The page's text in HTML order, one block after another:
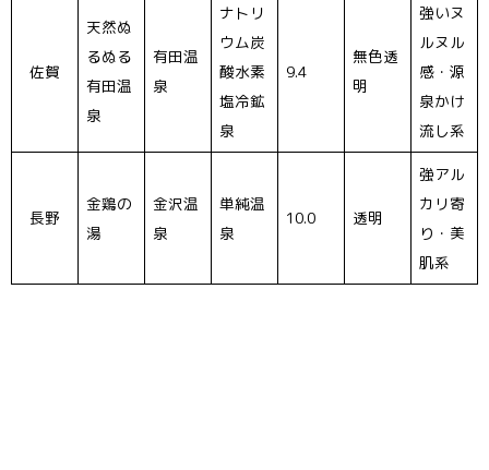
佐賀
天然ぬ
るぬる
有田温
泉
有田温
泉
ナトリ
ウム炭
酸水素
塩冷鉱
泉
9.4
無色透
明
強いヌ
ルヌル
感・源
泉かけ
流し系
長野
金鶏の
湯
金沢温
泉
単純温
泉
10.0 透明
強アル
カリ寄
り・美
肌系